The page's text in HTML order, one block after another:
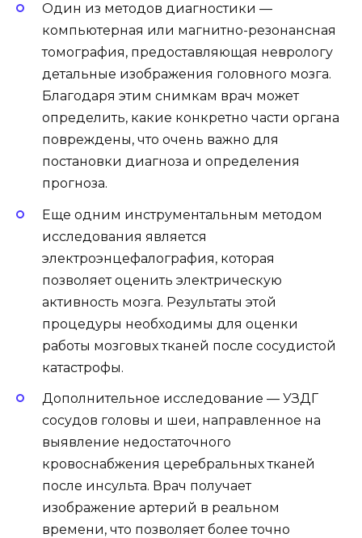
Один из методов диагностики —
компьютерная или магнитно-резонансная
томография, предоставляющая неврологу
детальные изображения головного мозга.
Благодаря этим снимкам врач может
определить, какие конкретно части органа
повреждены, что очень важно для
постановки диагноза и определения
прогноза.
Еще одним инструментальным методом
исследования является
электроэнцефалография, которая
позволяет оценить электрическую
активность мозга. Результаты этой
процедуры необходимы для оценки
работы мозговых тканей после сосудистой
катастрофы.
Дополнительное исследование — УЗДГ
сосудов головы и шеи, направленное на
выявление недостаточного
кровоснабжения церебральных тканей
после инсульта. Врач получает
изображение артерий в реальном
времени, что позволяет более точно